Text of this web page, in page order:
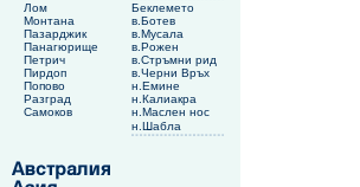
Лом
Беклемето
Монтана
в.Ботев
Пазарджик
в.Мусала
Панагюрище
в.Рожен
Петрич
в.Стръмни рид
Пирдоп
в.Черни Връх
Попово
н.Емине
Разград
н.Калиакра
Самоков
н.Маслен нос
н.Шабла